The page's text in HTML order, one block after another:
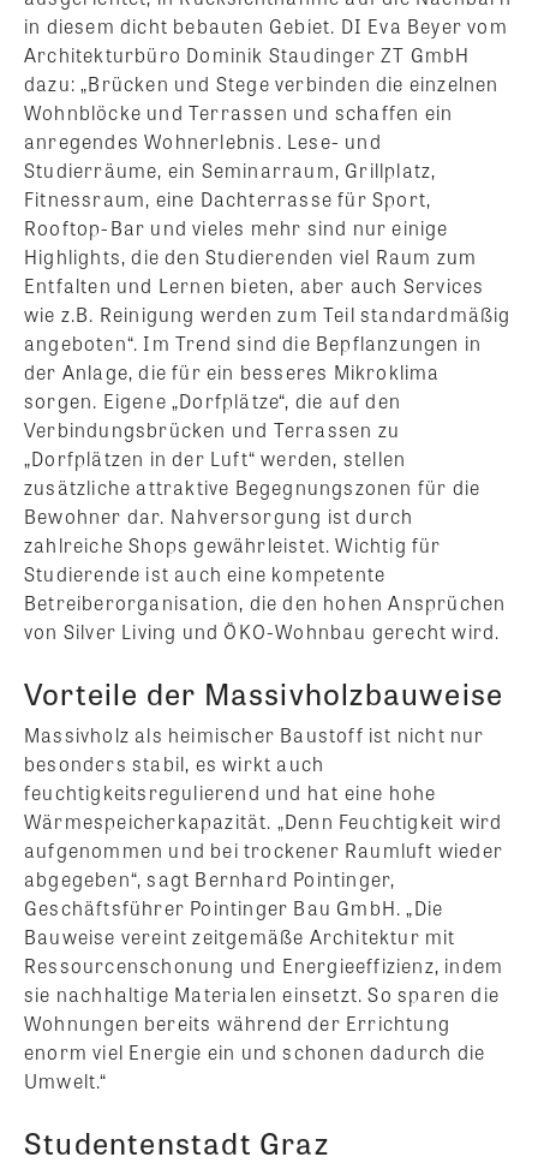
in diesem dicht bebauten Gebiet. DI Eva Beyer vom
Architekturbüro Dominik Staudinger ZT GmbH
dazu: „Brücken und Stege verbinden die einzelnen
Wohnblöcke und Terrassen und schaffen ein
anregendes Wohnerlebnis. Lese- und
Studierräume, ein Seminarraum, Grillplatz,
Fitnessraum, eine Dachterrasse für Sport,
Rooftop-Bar und vieles mehr sind nur einige
Highlights, die den Studierenden viel Raum zum
Entfalten und Lernen bieten, aber auch Services
wie z.B. Reinigung werden zum Teil standardmäßig
angeboten“. Im Trend sind die Bepflanzungen in
der Anlage, die für ein besseres Mikroklima
sorgen. Eigene „Dorfplätze“, die auf den
Verbindungsbrücken und Terrassen zu
„Dorfplätzen in der Luft“ werden, stellen
zusätzliche attraktive Begegnungszonen für die
Bewohner dar. Nahversorgung ist durch
zahlreiche Shops gewährleistet. Wichtig für
Studierende ist auch eine kompetente
Betreiberorganisation, die den hohen Ansprüchen
von Silver Living und ÖKO-Wohnbau gerecht wird.
Vorteile der Massivholzbauweise
Massivholz als heimischer Baustoff ist nicht nur
besonders stabil, es wirkt auch
feuchtigkeitsregulierend und hat eine hohe
Wärmespeicherkapazität. „Denn Feuchtigkeit wird
aufgenommen und bei trockener Raumluft wieder
abgegeben“, sagt Bernhard Pointinger,
Geschäftsführer Pointinger Bau GmbH. „Die
Bauweise vereint zeitgemäße Architektur mit
Ressourcenschonung und Energieeffizienz, indem
sie nachhaltige Materialen einsetzt. So sparen die
Wohnungen bereits während der Errichtung
enorm viel Energie ein und schonen dadurch die
Umwelt.“
Studentenstadt Graz